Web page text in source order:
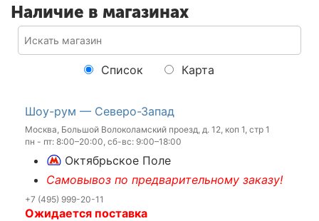
Наличие в магазинах
Список Карта
Шоу-рум — Северо-Запад
Москва, Большой Волоколамский проезд, д. 12, коп 1, стр 1
пн - пт: 8:00–20:00, сб-вс: 9:00–18:00
Октябрьское Поле
Самовывоз по предварительному заказу!
+7 (495) 999-20-11
Ожидается поставка